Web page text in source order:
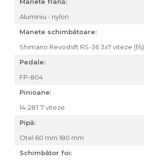
Aluminiu - nylon
Manete schimbătoare:
Shimano Revoshift RS-36 3x7 viteze (f/s)
Pedale:
FP-804
Pinioane:
14-28T 7 viteze
Pipă:
Otel 60 mm 180 mm
Schimbător foi: